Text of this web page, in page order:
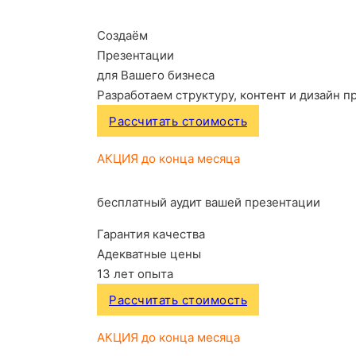
Создаём
Презентации
для Вашего бизнеса
Разработаем структуру, контент и дизайн
Рассчитать стоимость
АКЦИЯ до конца месяца
бесплатный аудит вашей презентации
Гарантия качества
Адекватные цены
13 лет опыта
Рассчитать стоимость
АКЦИЯ до конца месяца